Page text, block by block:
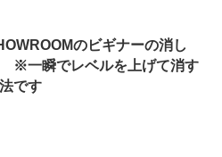
のビギナーの消し
※一瞬でレベルを上げて消す
です